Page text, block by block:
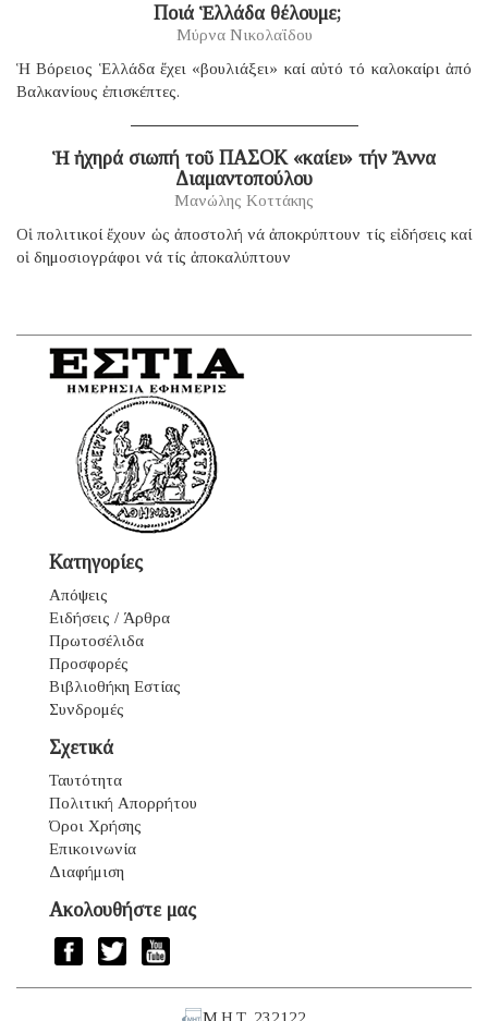
​ Ποιά Ἑλλάδα θέλουμε;
Μύρνα Νικολαΐδου
Ἡ Βόρειος Ἑλλάδα ἔχει «βουλιάξει» καί αὐτό τό καλοκαίρι ἀπό
Βαλκανίους ἐπισκέπτες.
Ἡ ἠχηρά σιωπή τοῦ ΠΑΣΟΚ «καίει» τήν Ἄννα
Διαμαντοπούλου
Μανώλης Κοττάκης
Οἱ πολιτικοί ἔχουν ὡς ἀποστολή νά ἀποκρύπτουν τίς εἰδήσεις καί
οἱ δημοσιογράφοι νά τίς ἀποκαλύπτουν
Κατηγορίες
Απόψεις
Ειδήσεις / Άρθρα
Πρωτοσέλιδα
Προσφορές
Βιβλιοθήκη Εστίας
Συνδρομές
Σχετικά
Ταυτότητα
Πολιτική Απορρήτου
Όροι Χρήσης
Επικοινωνία
Διαφήμιση
Ακολουθήστε μας
Μ.Η.Τ. 232122